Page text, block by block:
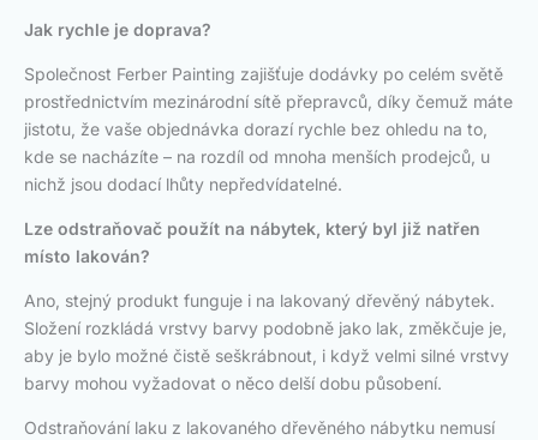
Jak rychle je doprava?
Společnost Ferber Painting zajišťuje dodávky po celém světě
prostřednictvím mezinárodní sítě přepravců, díky čemuž máte
jistotu, že vaše objednávka dorazí rychle bez ohledu na to,
kde se nacházíte – na rozdíl od mnoha menších prodejců, u
nichž jsou dodací lhůty nepředvídatelné.
Lze odstraňovač použít na nábytek, který byl již natřen
místo lakován?
Ano, stejný produkt funguje i na lakovaný dřevěný nábytek.
Složení rozkládá vrstvy barvy podobně jako lak, změkčuje je,
aby je bylo možné čistě seškrábnout, i když velmi silné vrstvy
barvy mohou vyžadovat o něco delší dobu působení.
Odstraňování laku z lakovaného dřevěného nábytku nemusí